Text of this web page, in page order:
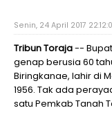
Senin, 24 April 2017
Tribun Toraja--
genap berusia 60
Biringkanae, lahir di
1956. Tak ada
satu Pemkab Tanah